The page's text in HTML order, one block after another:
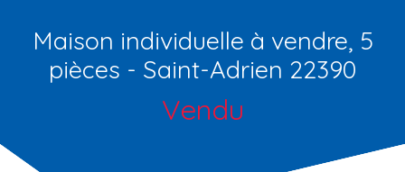
Maison individuelle à vendre, 5
pièces - Saint-Adrien 22390
Vendu